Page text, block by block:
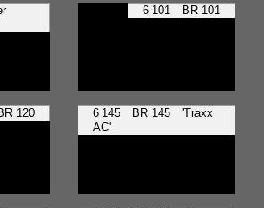
6 101 BR 101
120
6 145 BR 145 'Traxx
AC'